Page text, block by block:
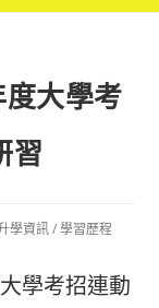
度大學考
習
學資訊 / 學習歷程
學考招連動